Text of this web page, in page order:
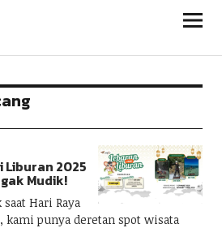
Liburan 2025
Mudik!
Hari Raya
kami punya deretan spot wisata